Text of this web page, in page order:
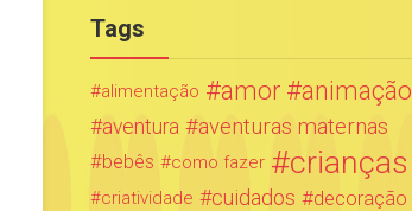
Tags
alimentação amor animação
aventura aventuras maternas
bebês como fazer crianças
criatividade cuidados
decoração